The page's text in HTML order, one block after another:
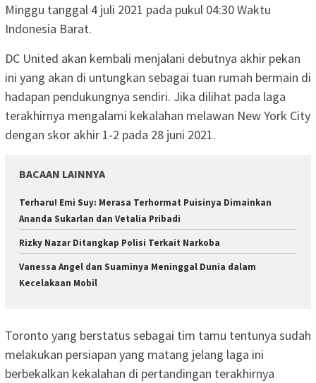
Minggu tanggal 4 juli 2021 pada pukul 04:30 Waktu
Indonesia Barat.
DC United akan kembali menjalani debutnya akhir pekan
ini yang akan di untungkan sebagai tuan rumah bermain di
hadapan pendukungnya sendiri. Jika dilihat pada laga
terakhirnya mengalami kekalahan melawan New York City
dengan skor akhir 1-2 pada 28 juni 2021.
BACAAN LAINNYA
Terharu! Emi Suy: Merasa Terhormat Puisinya Dimainkan
Ananda Sukarlan dan Vetalia Pribadi
Rizky Nazar Ditangkap Polisi Terkait Narkoba
Vanessa Angel dan Suaminya Meninggal Dunia dalam
Kecelakaan Mobil
Toronto yang berstatus sebagai tim tamu tentunya sudah
melakukan persiapan yang matang jelang laga ini
berbekalkan kekalahan di pertandingan terakhirnya